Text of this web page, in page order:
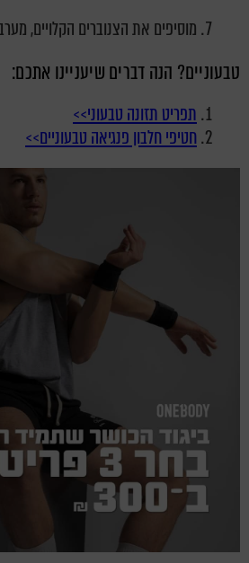
מוסיפים את הצנוברים הקלויים,
טבעוניים? הנה דברים שיעניינו אתכם:
תפריט תזונה טבעוני>>
חטיפי חלבון פנגיאה טבעוניים>>